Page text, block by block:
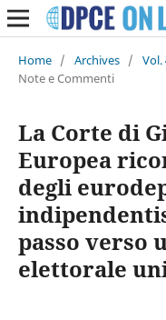
Home / Archives / Vol.
Note e Commenti
La Corte di
Europea
degli
passo verso
elettorale